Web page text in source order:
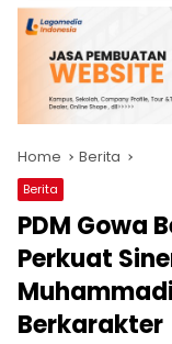
Home Berita
Berita
PDM Gowa
Perkuat
Berkarakter